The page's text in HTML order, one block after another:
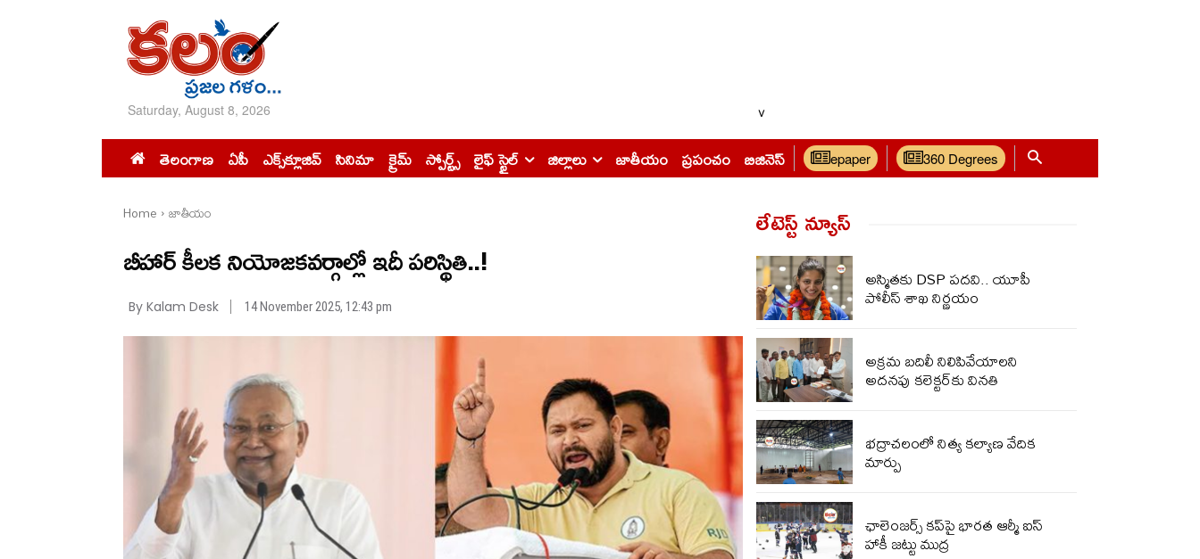
Saturday, August 8, 2026 v
తెలంగాణ ఏపీ ఎక్స్‌క్లూజివ్‌ సినిమా క్రైమ్ స్పోర్ట్స్ లైఫ్ స్టైల్ జిల్లాలు జాతీయం ప్రపంచం బిజినెస్ epaper 360 Degrees
Home జాతీయం
బీహార్ కీలక నియోజకవర్గాల్లో ఇదీ పరిస్థితి..!
By Kalam Desk 14 November 2025, 12:43 pm
లేటెస్ట్ న్యూస్‌
అస్మితకు DSP పదవి.. యూపీ
పోలీస్ శాఖ నిర్ణయం
అక్రమ బదిలీ నిలిపివేయాలని
అదనపు కలెక్టర్‌కు వినతి
భద్రాచలంలో నిత్య కల్యాణ వేదిక
మార్పు
ఛాలెంజర్స్ కప్‌పై భారత ఆర్మీ ఐస్
హాకీ జట్టు ముద్ర